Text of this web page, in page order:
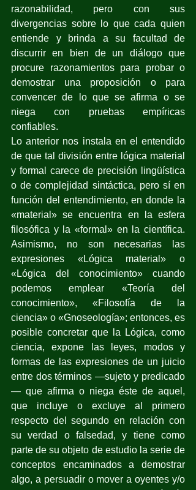
razonabilidad, pero con sus
divergencias sobre lo que cada quien
entiende y brinda a su facultad de
discurrir en bien de un diálogo que
procure razonamientos para probar o
demostrar una proposición o para
convencer de lo que se afirma o se
niega con pruebas empíricas
confiables.
Lo anterior nos instala en el entendido
de que tal división entre lógica material
y formal carece de precisión lingüística
o de complejidad sintáctica, pero sí en
función del entendimiento, en donde la
«material» se encuentra en la esfera
filosófica y la «formal» en la científica.
Asimismo, no son necesarias las
expresiones «Lógica material» o
«Lógica del conocimiento» cuando
podemos emplear «Teoría del
conocimiento», «Filosofía de la
ciencia» o «Gnoseología»; entonces, es
posible concretar que la Lógica, como
ciencia, expone las leyes, modos y
formas de las expresiones de un juicio
entre dos términos —sujeto y predicado
— que afirma o niega éste de aquel,
que incluye o excluye al primero
respecto del segundo en relación con
su verdad o falsedad, y tiene como
parte de su objeto de estudio la serie de
conceptos encaminados a demostrar
algo, a persuadir o mover a oyentes y/o